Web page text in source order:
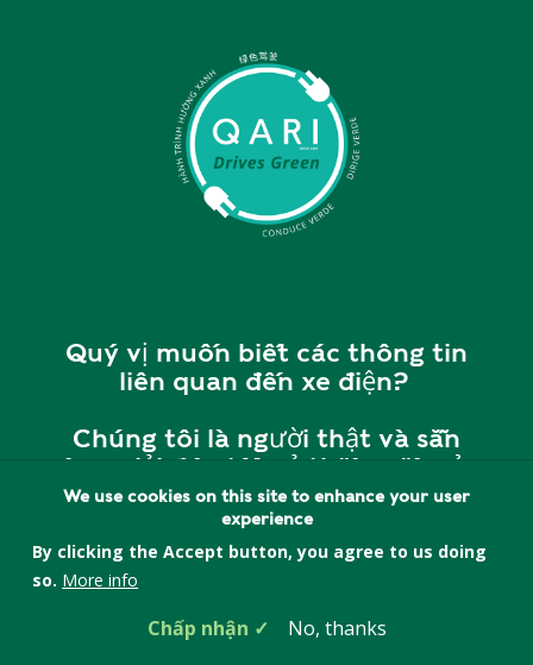
Quý vị muốn biết các thông tin
liên quan đến xe điện?
Chúng tôi là người thật và sẵn
sàng giải đáp tất cả thắc mắc của
quý vị.
Vui lòng liên hệ với chúng tôi tại
cherry@quincyasianresources.o
được giải đáp và tư vấn.
We use cookies on this site to enhance your user
experience
By clicking the Accept button, you agree to us doing
so. More info
Chấp nhận No, thanks